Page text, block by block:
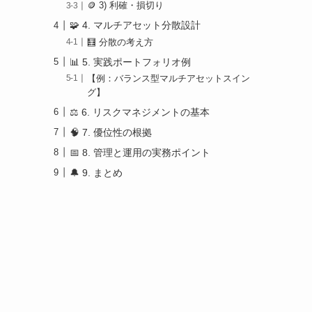
🪙 3) 利確・損切り
🧩 4. マルチアセット分散設計
🧮 分散の考え方
📊 5. 実践ポートフォリオ例
【例：バランス型マルチアセットスイン
グ】
⚖️ 6. リスクマネジメントの基本
🧠 7. 優位性の根拠
📅 8. 管理と運用の実務ポイント
🔔 9. まとめ